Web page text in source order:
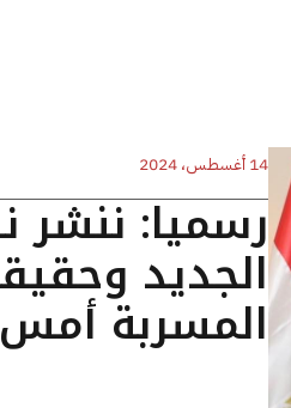
14 أغسطس، 2024
رسميا: ننشر
الجديد
المسربة أمس